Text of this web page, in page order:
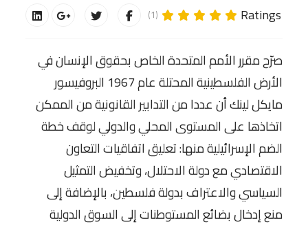
Ratings
(1)
صرّح مقرر الأمم المتحدة الخاص بحقوق الإنسان في
الأرض الفلسطينية المحتلة عام 1967 البروفيسور
مايكل لينك أن عددا من التدابير القانونية من الممكن
اتخاذها على المستوى المحلي والدولي لوقف خطة
الضم الإسرائيلية منها: تعليق اتفاقيات التعاون
الاقتصادي مع دولة الاحتلال، وتخفيض التمثيل
السياسي والاعتراف بدولة فلسطين، بالإضافة إلى
منع إدخال بضائع المستوطنات إلى السوق الدولية